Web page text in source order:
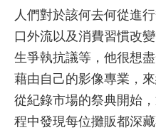
人們對於該何去何從進
口外流以及消費習慣改
生爭執抗議等，他很想
藉由自己的影像專業，
從紀錄市場的祭典開始
程中發現每位攤販都深